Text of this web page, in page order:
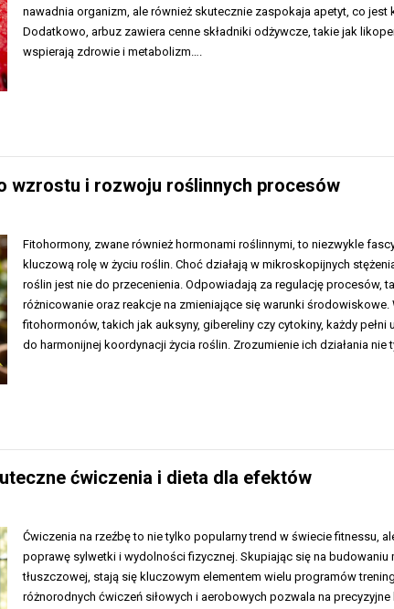
nawadnia organizm, ale również skutecznie zaspokaja apetyt, co
Dodatkowo, arbuz zawiera cenne składniki odżywcze, takie jak
wspierają zdrowie i metabolizm….
wzrostu i rozwoju roślinnych procesów
Fitohormony, zwane również hormonami roślinnymi, to niezwykle
kluczową rolę w życiu roślin. Choć działają w mikroskopijnych
roślin jest nie do przecenienia. Odpowiadają za regulację procesów,
różnicowanie oraz reakcje na zmieniające się warunki
fitohormonów, takich jak auksyny, gibereliny czy cytokiny, każdy
do harmonijnej koordynacji życia roślin. Zrozumienie ich działania nie
ćwiczenia i dieta dla efektów
Ćwiczenia na rzeźbę to nie tylko popularny trend w świecie fitnessu,
poprawę sylwetki i wydolności fizycznej. Skupiając się na budowaniu
tłuszczowej, stają się kluczowym elementem wielu programów
różnorodnych ćwiczeń siłowych i aerobowych pozwala na